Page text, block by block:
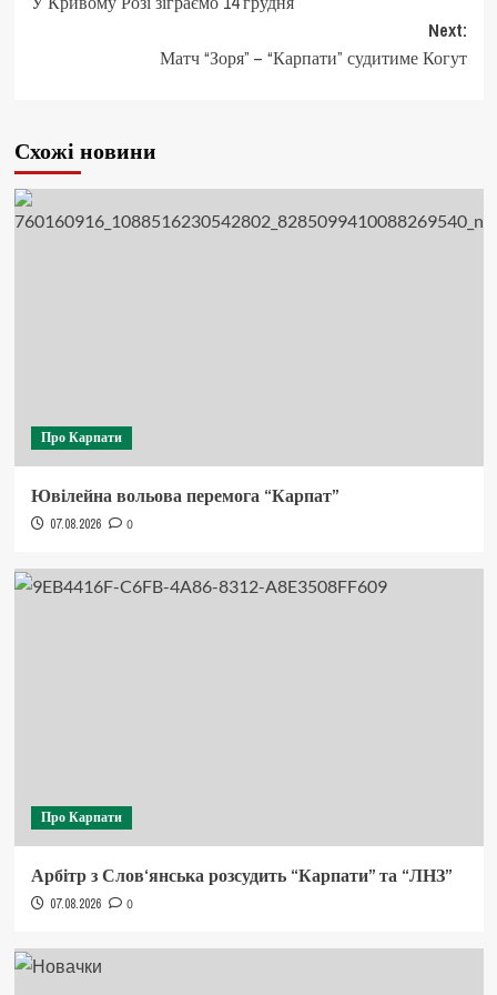
navigation
Next:
Матч “Зоря” – “Карпати” судитиме Когут
Схожі новини
Про Карпати
Ювілейна вольова перемога “Карпат”
07.08.2026 0
Про Карпати
Арбітр з Слов‘янська розсудить “Карпати” та “ЛНЗ”
07.08.2026 0